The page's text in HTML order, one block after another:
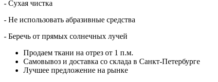
- Сухая чистка
- Не использовать абразивные средства
- Беречь от прямых солнечных лучей
Продаем ткани на отрез от 1 п.м.
Самовывоз и доставка со склада в Санкт-Петербурге
Лучшее предложение на рынке